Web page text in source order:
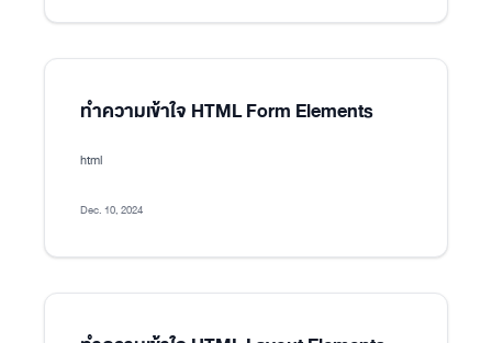
ทำความเข้าใจ HTML Form Elements
html
Dec. 10, 2024